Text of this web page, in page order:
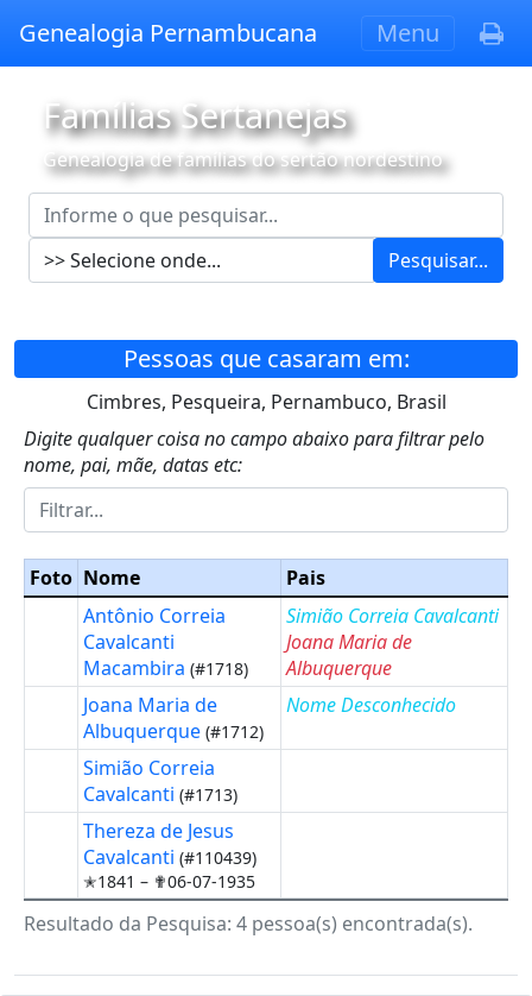
Genealogia Pernambucana Menu
Famílias Sertanejas
Genealogia de famílias do sertão nordestino
Pesquisar...
Pessoas que casaram em:
Cimbres, Pesqueira, Pernambuco, Brasil
Digite qualquer coisa no campo abaixo para filtrar pelo
nome, pai, mãe, datas etc:
Foto Nome
Pais
Antônio Correia
Cavalcanti
Macambira (#1718)
Simião Correia Cavalcanti
Joana Maria de
Albuquerque
Joana Maria de
Albuquerque (#1712)
Nome Desconhecido
Simião Correia
Cavalcanti (#1713)
Thereza de Jesus
Cavalcanti (#110439)
✭1841 – ✟06-07-1935
Resultado da Pesquisa: 4 pessoa(s) encontrada(s).